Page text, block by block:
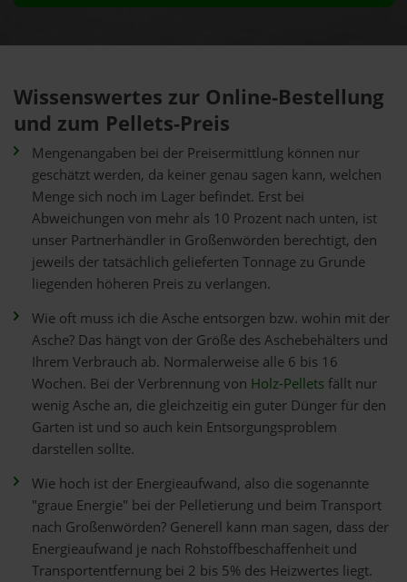
Wissenswertes zur Online-Bestellung
und zum Pellets-Preis
Mengenangaben bei der Preisermittlung können nur
geschätzt werden, da keiner genau sagen kann, welchen
Menge sich noch im Lager befindet. Erst bei
Abweichungen von mehr als 10 Prozent nach unten, ist
unser Partnerhändler in Großenwörden berechtigt, den
jeweils der tatsächlich gelieferten Tonnage zu Grunde
liegenden höheren Preis zu verlangen.
Wie oft muss ich die Asche entsorgen bzw. wohin mit der
Asche? Das hängt von der Größe des Aschebehälters und
Ihrem Verbrauch ab. Normalerweise alle 6 bis 16
Wochen. Bei der Verbrennung von Holz-Pelletsfällt nur
wenig Asche an, die gleichzeitig ein guter Dünger für den
Garten ist und so auch kein Entsorgungsproblem
darstellen sollte.
Wie hoch ist der Energieaufwand, also die sogenannte
"graue Energie" bei der Pelletierung und beim Transport
nach Großenwörden? Generell kann man sagen, dass der
Energieaufwand je nach Rohstoffbeschaffenheit und
Transportentfernung bei 2 bis 5% des Heizwertes liegt.